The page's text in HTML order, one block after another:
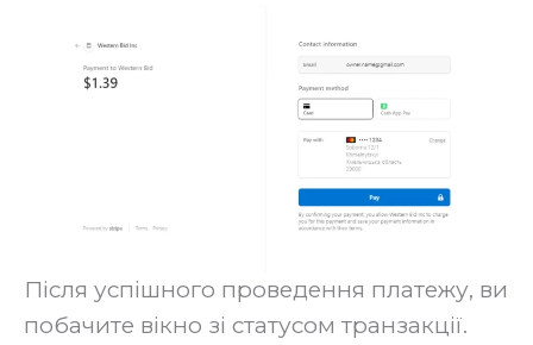
Після успішного проведення платежу, ви
побачите вікно зі статусом транзакції.